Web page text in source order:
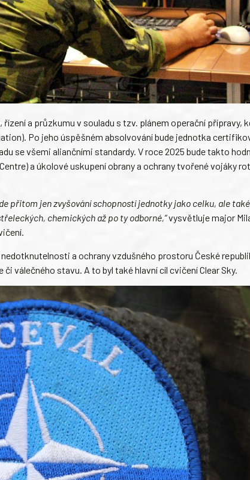
a průzkumu v souladu s tzv. plánem operační přípravy,
Po jeho úspěšném absolvování bude jednotka
se všemi aliančními standardy. V roce 2025 bude takto
a úkolové uskupení obrany a ochrany tvořené vojáky
přitom jen zvyšování schopností jednotky jako celku, ale
chemických až po ty odborné,“vysvětluje major
a ochrany vzdušného prostoru České
válečného stavu. A to byl také hlavní cíl cvičení Clear Sky.